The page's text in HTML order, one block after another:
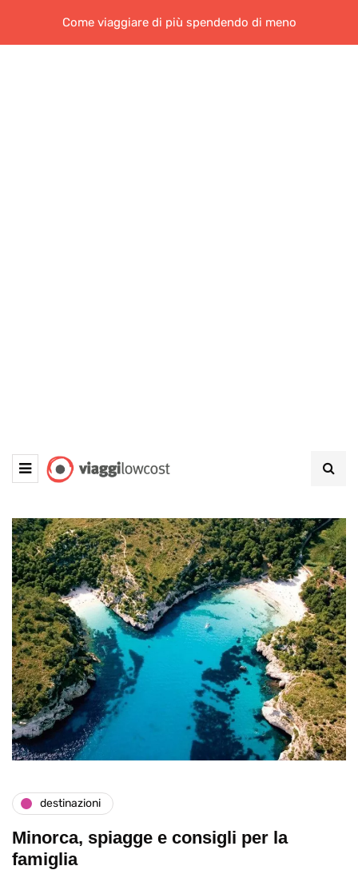
Come viaggiare di più spendendo di meno
destinazioni
Minorca, spiagge e consigli per la
famiglia